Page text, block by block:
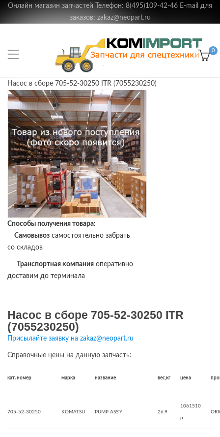
Онлайн магазин запчастей Телефон: 8(495)109-42-46 E-mail для
заказов: zakaz@neopart.ru
0
Насос в сборе 705-52-30250 ITR (7055230250)
Способы получения товара:
Самовывоз самостоятельно забрать
со складов
Транспортная компания оперативно
доставим до терминала
Насос в сборе 705-52-30250 ITR
(7055230250)
Присылайте заявку на zakaz@neopart.ru
Справочные цены на данную запчасть:
кат. номер марка название вес,кг цена
705-52-30250 KOMATSU PUMP ASS'Y 26.9
1061510
р.